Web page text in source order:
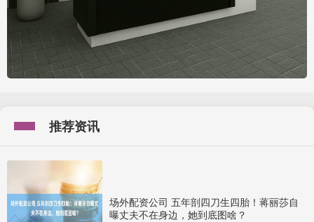
推荐资讯
场外配资公司 五年剖四刀生四胎！蒋丽莎自
曝丈夫不在身边，她到底图啥？